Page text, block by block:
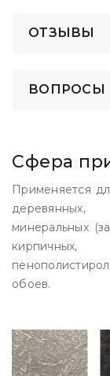
ОТЗЫВЫ
ВОПРОСЫ
Сфера
Применяется
деревянных,
минеральных
обоев.